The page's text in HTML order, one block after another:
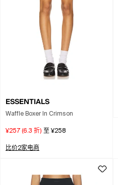
ESSENTIALS
Waffle Boxer In Crimson
¥257 (6.3 折) 至 ¥258
比价2家电商